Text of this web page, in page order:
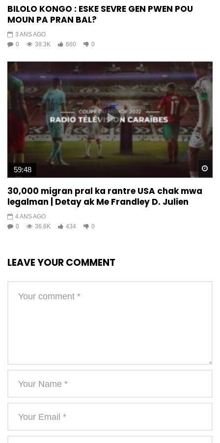
BILOLO KONGO : ESKE SEVRE GEN PWEN POU
MOUN PA PRAN BAL?
3 ANS AGO
0
38.3K 660 0
59:48
30,000 migran pral ka rantre USA chak mwa
legalman | Detay ak Me Frandley D. Julien
4 ANS AGO
0
36.6K 434 0
LEAVE YOUR COMMENT